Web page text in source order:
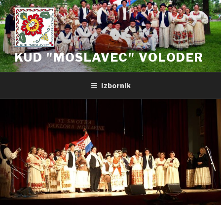
Preskoči
na
sadržaj
KUD "MOSLAVEC" VOLODER
Izbornik